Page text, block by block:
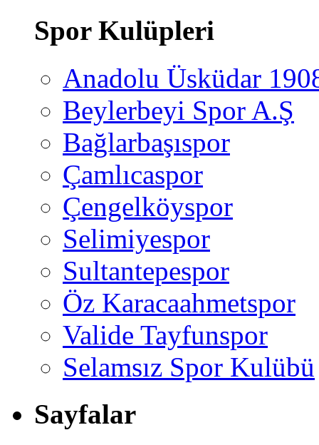
Spor Kulüpleri
Anadolu Üsküdar
Beylerbeyi Spor A.Ş
Bağlarbaşıspor
Çamlıcaspor
Çengelköyspor
Selimiyespor
Sultantepespor
Öz Karacaahmetspor
Valide Tayfunspor
Selamsız Spor Kulübü
Sayfalar